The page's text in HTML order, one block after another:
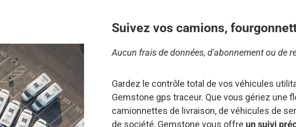
Suivez vos camions,
Aucun frais de données, d'abonnement ou de
Gardez le contrôle total de vos véhicules
Gemstone gps traceur. Que vous gériez une
camionnettes de livraison, de véhicules de
de société, Gemstone vous offre un suivi